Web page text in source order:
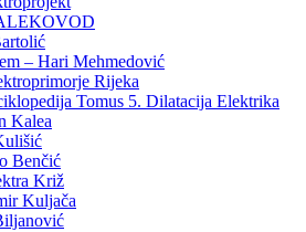
– Hari Mehmedović
Rijeka
Tomus 5. Dilatacija Elektrika
Kalea
Benčić
Križ
Kuljača